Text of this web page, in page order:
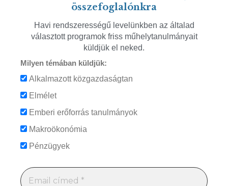
összefoglalónkra
Havi rendszerességű levelünkben az általad
választott programok friss műhelytanulmányait
küldjük el neked.
Milyen témában küldjük:
Alkalmazott közgazdaságtan
Elmélet
Emberi erőforrás tanulmányok
Makroökonómia
Pénzügyek